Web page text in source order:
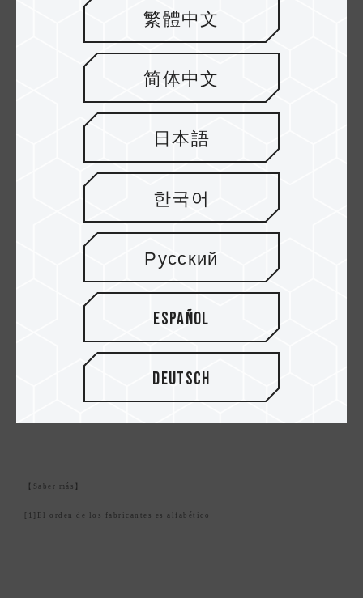
T-FORCE, la submarca de juegos de
TEAMGROUP, continúa experimentando y
creando nuevas posibilidades en soluciones
de almacenamiento. Dedicado a
proporcionar diversos productos de memoria
para juegos DDR5 de primer nivel,
TEAMGROUP trabajará junto con los
consumidores globales para construir un
mundo de DDR5 de alta velocidad y liderar
los cambios revolucionarios que lo
acompañan a medida que nuevas y mejores
plataformas impulsan la industria.
【Saber más】
[1]El orden de los fabricantes es alfabético
繁體中文
简体中文
日本語
한국어
Русский
Español
Deutsch